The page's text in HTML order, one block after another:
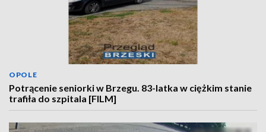
OPOLE
Potrącenie seniorki w Brzegu. 83-latka w ciężkim stanie
trafiła do szpitala [FILM]